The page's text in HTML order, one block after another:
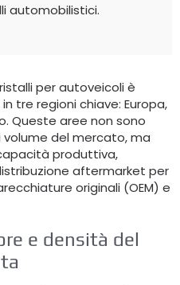
automobilistici.
per autoveicoli è
tre regioni chiave: Europa,
Queste aree non sono
del mercato, ma
produttiva,
aftermarket per
originali (OEM) e
e densità del